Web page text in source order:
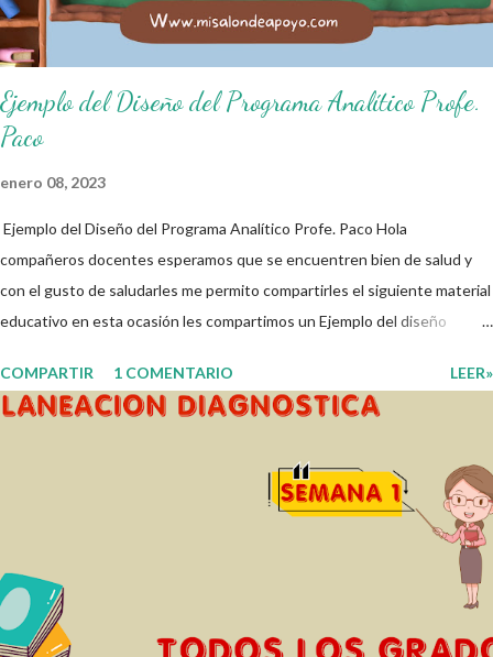
esc...
Ejemplo del Diseño del Programa Analítico Profe.
Paco
enero 08, 2023
Ejemplo del Diseño del Programa Analítico Profe. Paco Hola
compañeros docentes esperamos que se encuentren bien de salud y
con el gusto de saludarles me permito compartirles el siguiente material
educativo en esta ocasión les compartimos un Ejemplo del diseño
fortalecer los procesos de enseñanza y aprendizaje para que los
alumnos alcacen los niveles de logro educativo. Gracias por seguir a
diferentes materiales que hacen que todo esto sea posible,
recordándoles que nosotros solo los compartimos con fines educativos,
didácticos e informativos. ☺️ Obtén documento completo aquí 👇👇 👇
COMPARTIR 1 COMENTARIO LEER»